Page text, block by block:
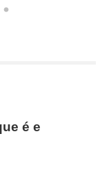
é e